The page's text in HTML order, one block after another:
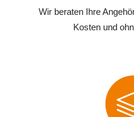
Wir beraten Ihre
Kosten und